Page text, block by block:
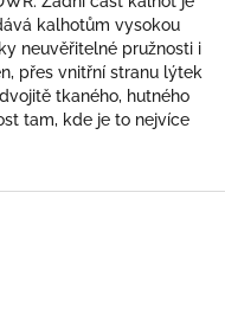
kalhotům vysokou
neuvěřitelné pružnosti i
přes vnitřní stranu lýtek
tkaného, hutného
tam, kde je to nejvíce